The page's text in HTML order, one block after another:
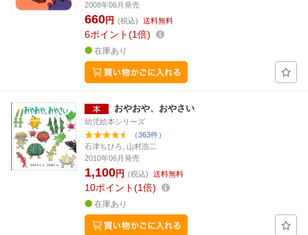
2008年06月発売
660円 (税込) 送料無料
6ポイント 1倍
在庫あり
おやおや、おやさい
幼児絵本シリーズ
（363件）
石津ちひろ, 山村浩二
2010年06月発売
1,100円 (税込) 送料無料
10ポイント 1倍
在庫あり